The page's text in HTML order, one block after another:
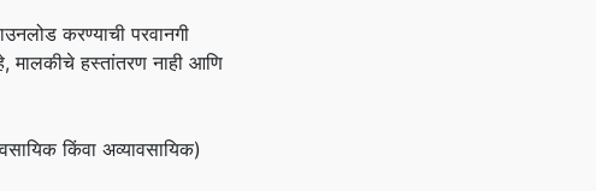
करण्याची परवानगी
मालकीचे हस्तांतरण नाही आणि
किंवा अव्यावसायिक)